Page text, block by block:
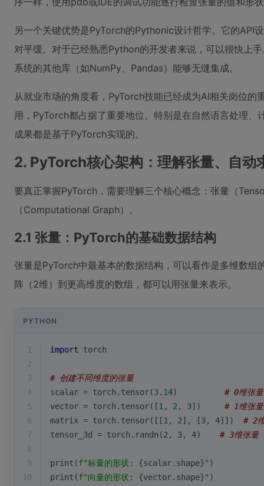
另一个关键优势是PyTorch的Pythonic设计哲学。它的API
对平缓。对于已经熟悉Python的开发者来说，可以很快上
系统的其他库（如NumPy、Pandas）能够无缝集成。
从就业市场的角度看，PyTorch技能已经成为AI相关岗位的
用，PyTorch都占据了重要地位。特别是在自然语言处理、
成果都是基于PyTorch实现的。
2. PyTorch核心架构：理解张量、自动
要真正掌握PyTorch，需要理解三个核心概念：张量（
（Computational Graph）。
2.1 张量：PyTorch的基础数据结构
张量是PyTorch中最基本的数据结构，可以看作是多维数组
阵（2维）到更高维度的数组，都可以用张量来表示。
PYTHON
1 import torch
2
3
# 创建不同维度的张量
4
scalar = torch.tensor(3.14) # 0维张
5
vector = torch.tensor([1 , 2 , 3]) # 1维张
6
matrix = torch.tensor([[1 , 2], [3, 4]]) # 2
7
tensor_3d = torch.randn(2 , 3, 4) # 3维张量
8
9
print (f"标量的形状: {scalar.shape}" )
10
print (f"向量的形状: {vector.shape}" )